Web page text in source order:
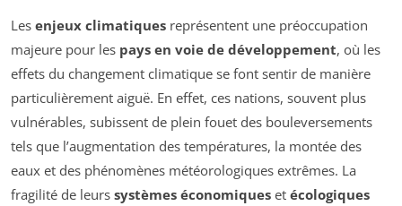
Les enjeux climatiques représentent une préoccupation
majeure pour les pays en voie de développement, où les
effets du changement climatique se font sentir de manière
particulièrement aiguë. En effet, ces nations, souvent plus
vulnérables, subissent de plein fouet des bouleversements
tels que l’augmentation des températures, la montée des
eaux et des phénomènes météorologiques extrêmes. La
fragilité de leurs systèmes économiques et écologiques